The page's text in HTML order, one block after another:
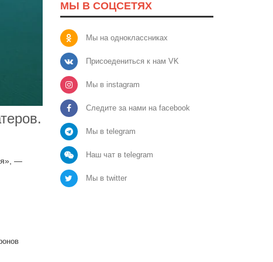
—
МЫ В СОЦСЕТЯХ
Мы на одноклассниках
Присоедениться к нам VK
Мы в instagram
Следите за нами на facebook
Мы в telegram
Наш чат в telegram
Мы в twitter